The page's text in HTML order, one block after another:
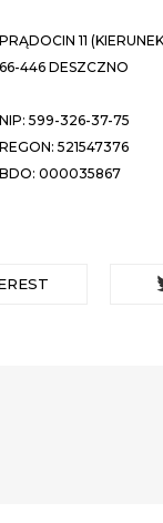
PRĄDOCIN 11
66-446 DESZCZNO
NIP: 599-326-37-75
REGON: 521547376
BDO: 000035867